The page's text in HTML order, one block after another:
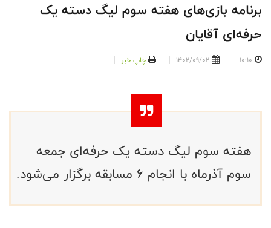
برنامه بازی‌های هفته سوم لیگ دسته یک
حرفه‌ای آقایان
10:10
1402/09/02 چاپ خبر
هفته سوم لیگ دسته یک حرفه‌ای جمعه
سوم آذرماه با انجام ۶ مسابقه برگزار می‌شود.